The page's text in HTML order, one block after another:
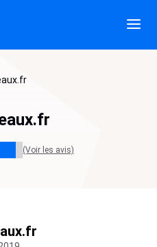
(Voir les avis)